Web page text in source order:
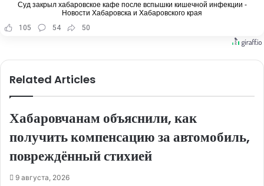
Суд закрыл хабаровское кафе после вспышки кишечной инфекции -
Новости Хабаровска и Хабаровского края
105
54 50
Related Articles
Хабаровчанам объяснили, как
получить компенсацию за автомобиль,
повреждённый стихией
9 августа, 2026